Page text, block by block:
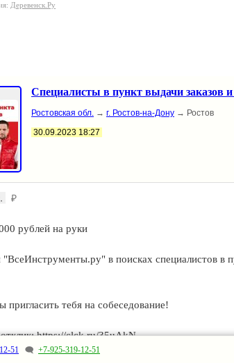
Деревенск.Ру
Специалисты в пункт выдачи заказов
Ростовская обл. → г. Ростов-на-Дону → Ростов
30.09.2023 18:27
₽
рублей на руки
"ВсеИнструменты.ру" в поисках специалистов в
пригласить тебя на собеседование!
https://clck.ru/35uAkN
51 🗨 +7-925-319-12-51